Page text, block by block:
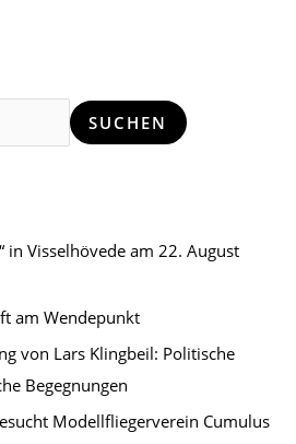
SUCHEN
in Visselhövede am 22. August
am Wendepunkt
von Lars Klingbeil: Politische
Begegnungen
Modellfliegerverein Cumulus